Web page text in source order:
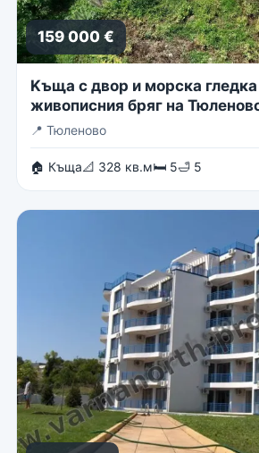
159 000 €
Kъща с двор и морска гледка
живописния бряг на
📍 Тюленово
🏠 Къща📐 328 кв.м🛏 5🛁 5